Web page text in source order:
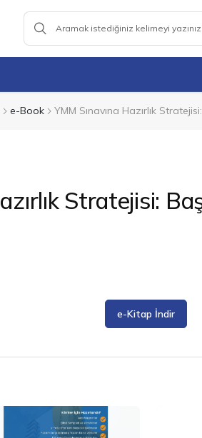
e-Book YMM Sınavına Hazırlık
Stratejisi:
e-Kitap İndir